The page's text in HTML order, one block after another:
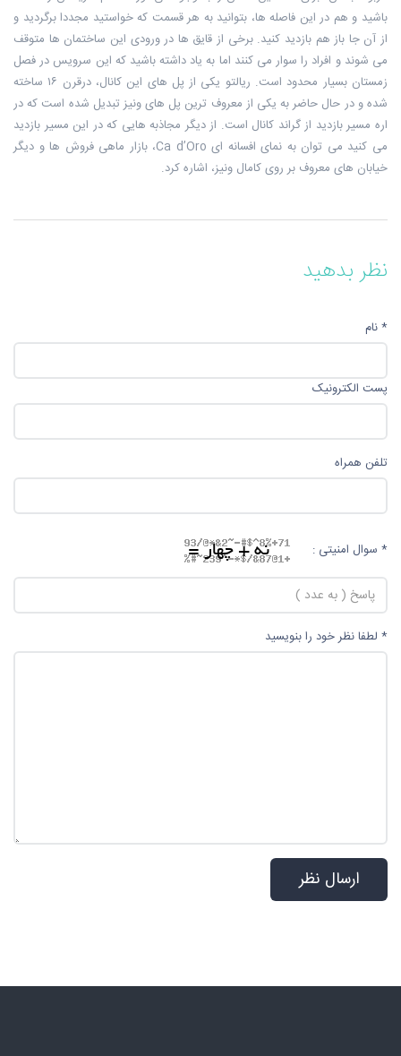
باشید و هم در این فاصله ها، بتوانید به هر قسمت که خواستید مجددا برگردید و
از آن جا باز هم بازدید کنید. برخی از قایق ها در ورودی این ساختمان ها متوقف
می شوند و افراد را سوار می کنند اما به یاد داشته باشید که این سرویس در فصل
زمستان بسیار محدود است. ریالتو یکی از پل های این کانال، درقرن ۱۶ ساخته
شده و در حال حاضر به یکی از معروف ترین پل های ونیز تبدیل شده است که در
اره مسیر بازدید از گراند کانال است. از دیگر مجاذبه هایی که در این مسیر بازدید
می کنید می توان به نمای افسانه ای Ca d’Oro، بازار ماهی فروش ها و دیگر
خیابان های معروف بر روی کامال ونیز، اشاره کرد.
نظر بدهید
* نام
پست الکترونیک
تلفن همراه
* سوال امنیتی :
* لطفا نظر خود را بنویسید